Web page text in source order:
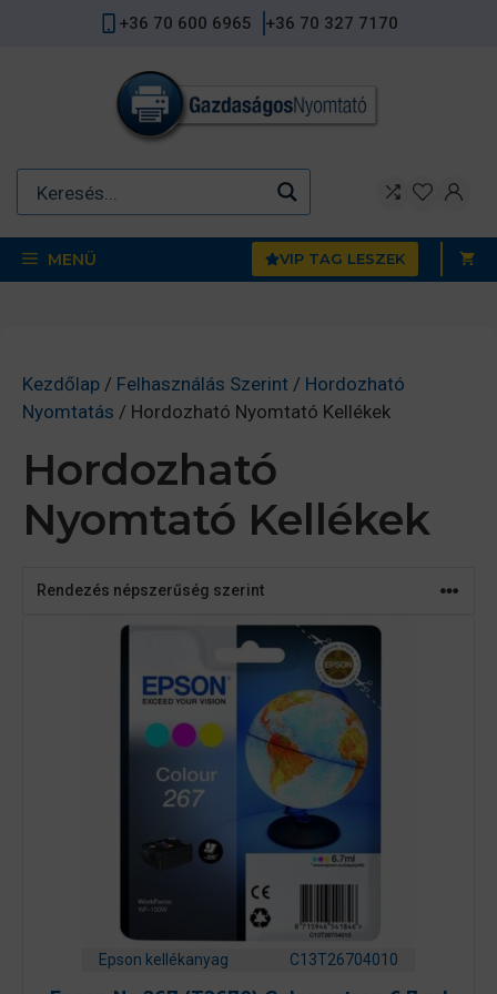
+36 70 600 6965 +36 70 327 7170
MENÜ VIP TAG LESZEK
Kezdőlap / Felhasználás Szerint / Hordozható
Nyomtatás / Hordozható Nyomtató Kellékek
Hordozható
Nyomtató Kellékek
Epson kellékanyag C13T26704010